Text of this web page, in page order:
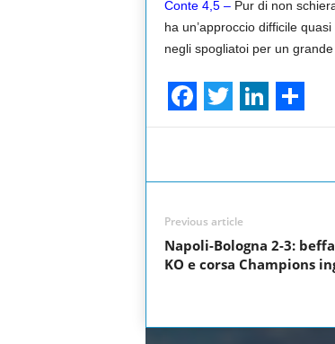
Conte 4,5 – Pur di non
ha un’approccio difficile
negli spogliatoi per un
F
c
e
b
o
k
T
i
t
t
e
L
n
k
e
d
n
S
a
e
Previous article
Napoli-Bologna 2-3:
KO e corsa Champions